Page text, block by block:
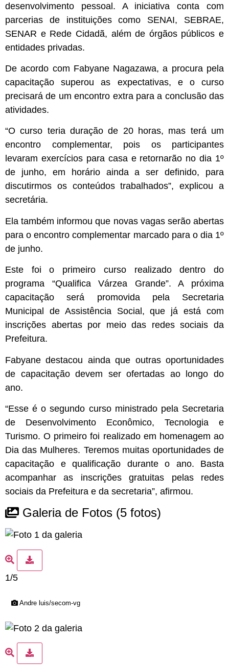
desenvolvimento pessoal. A iniciativa conta com
parcerias de instituições como SENAI, SEBRAE,
SENAR e Rede Cidadã, além de órgãos públicos e
entidades privadas.
De acordo com Fabyane Nagazawa, a procura pela
capacitação superou as expectativas, e o curso
precisará de um encontro extra para a conclusão das
atividades.
“O curso teria duração de 20 horas, mas terá um
encontro complementar, pois os participantes
levaram exercícios para casa e retornarão no dia 1º
de junho, em horário ainda a ser definido, para
discutirmos os conteúdos trabalhados”, explicou a
secretária.
Ela também informou que novas vagas serão abertas
para o encontro complementar marcado para o dia 1º
de junho.
Este foi o primeiro curso realizado dentro do
programa “Qualifica Várzea Grande”. A próxima
capacitação será promovida pela Secretaria
Municipal de Assistência Social, que já está com
inscrições abertas por meio das redes sociais da
Prefeitura.
Fabyane destacou ainda que outras oportunidades
de capacitação devem ser ofertadas ao longo do
ano.
“Esse é o segundo curso ministrado pela Secretaria
de Desenvolvimento Econômico, Tecnologia e
Turismo. O primeiro foi realizado em homenagem ao
Dia das Mulheres. Teremos muitas oportunidades de
capacitação e qualificação durante o ano. Basta
acompanhar as inscrições gratuitas pelas redes
sociais da Prefeitura e da secretaria”, afirmou.
Galeria de Fotos (5 fotos)
1/5
Andre luis/secom-vg